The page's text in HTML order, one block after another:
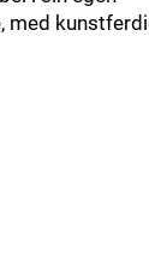
med